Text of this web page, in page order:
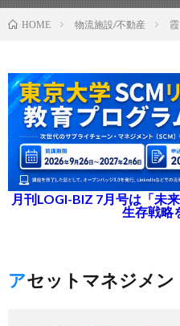
HOME 物流施設/不動産
月刊LOGI-BIZ 7月号は「未
生存戦略
アセットマネジメ